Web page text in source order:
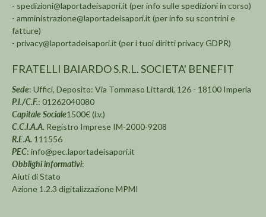
- spedizioni@laportadeisapori.it (per info sulle spedizioni in corso)
- amministrazione@laportadeisapori.it (per info su scontrini e
fatture)
- privacy@laportadeisapori.it (per i tuoi diritti privacy GDPR)
FRATELLI BAIARDO S.R.L. SOCIETA' BENEFIT
Sede: Uffici, Deposito: Via Tommaso Littardi, 126 - 18100 Imperia
P.I./C.F.: 01262040080
Capitale Sociale1500€ (i.v.)
C.C.I.A.A. Registro Imprese IM-2000-9208
R.E.A. 111556
PEC: info@pec.laportadeisapori.it
Obblighi informativi:
Aiuti di Stato
Azione 1.2.3 digitalizzazione MPMI